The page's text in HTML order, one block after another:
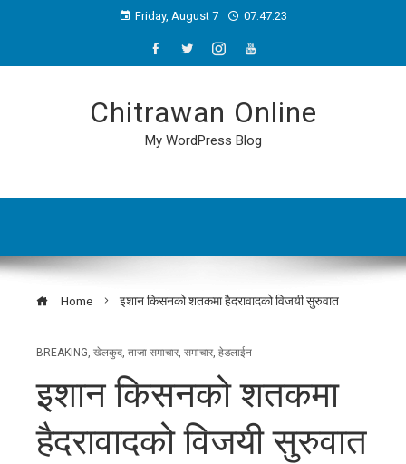
Friday, August 7 07:47:24
Chitrawan Online
My WordPress Blog
Home इशान किसनको शतकमा हैदरावादको विजयी सुरुवात
BREAKING, खेलकुद, ताजा समाचार, समाचार, हेडलाईन
इशान किसनको शतकमा
हैदरावादको विजयी सुरुवात